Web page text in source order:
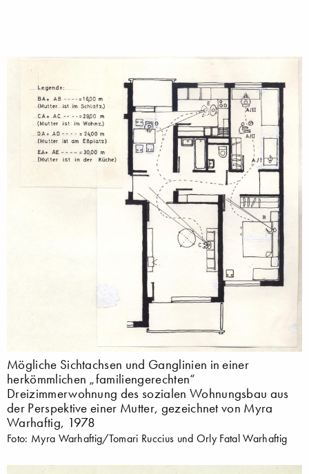
Mögliche Sichtachsen und Ganglinien in einer
herkömmlichen „familiengerechten“
Dreizimmerwohnung des sozialen Wohnungsbau aus
der Perspektive einer Mutter, gezeichnet von Myra
Warhaftig, 1978
Foto: Myra Warhaftig/Tomari Ruccius und Orly Fatal Warhaftig